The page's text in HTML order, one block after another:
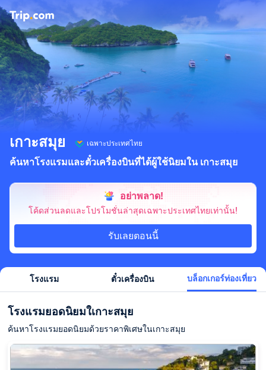
เกาะสมุย เฉพาะประเทศไทย
ค้นหาโรงแรมและตั๋วเครื่องบินที่ได้ผู้ใช้นิยมใน เกาะสมุย
อย่าพลาด!
โค้ดส่วนลดและโปรโมชั่นล่าสุดเฉพาะประเทศไทยเท่านั้น!
รับเลยตอนนี้
โรงแรม ตั๋วเครื่องบิน บล็อกเกอร์ท่องเที่ยว
โรงแรมยอดนิยมใเกาะสมุย
ค้นหาโรงแรมยอดนิยมด้วยราคาพิเศษในเกาะสมุย